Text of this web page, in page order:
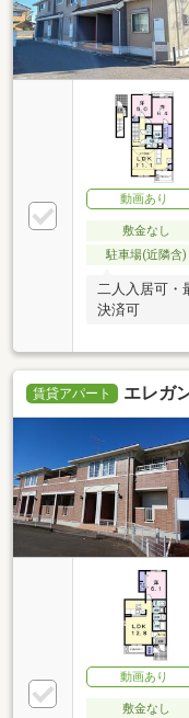
動画あり
敷金なし
駐車場(近隣含)
二人入居可・
決済可
賃貸アパート エレガ
動画あり
敷金なし